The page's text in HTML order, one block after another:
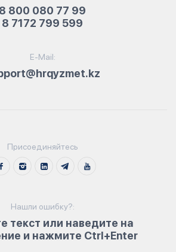
8 800 080 77 99
8 7172 799 599
E-Mail:
Присоединяйтесь
Нашли ошибку?:
текст или наведите на
и нажмите Ctrl+Enter